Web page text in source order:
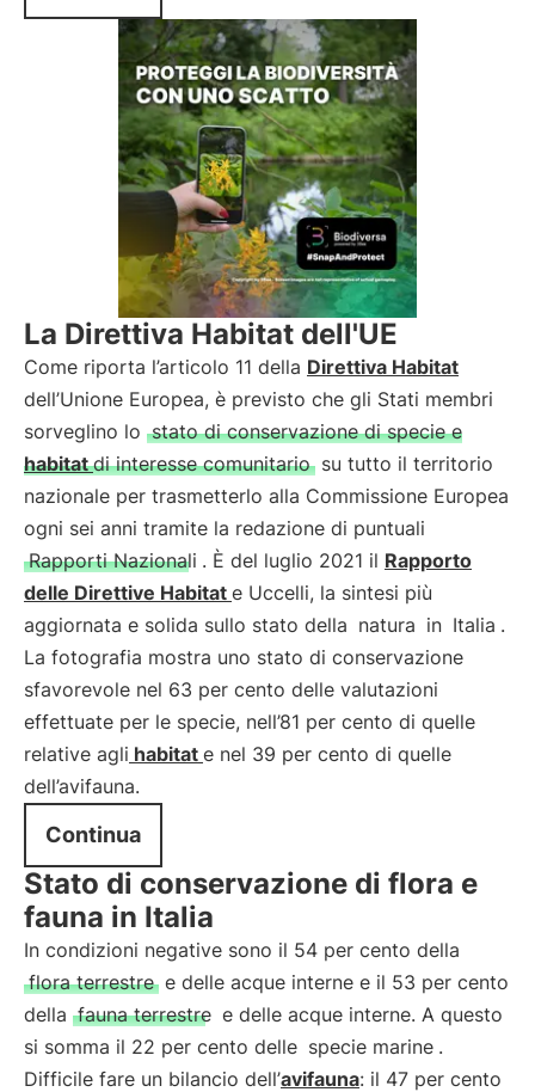
La Direttiva Habitat dell'UE
Come riporta l’articolo 11 della Direttiva Habitat
dell’Unione Europea, è previsto che gli Stati membri
sorveglino lo stato di conservazione di specie e
habitatdi interesse comunitario su tutto il territorio
nazionale per trasmetterlo alla Commissione Europea
ogni sei anni tramite la redazione di puntuali
Rapporti Nazionali . È del luglio 2021 il Rapporto
delle Direttive Habitat e Uccelli, la sintesi più
aggiornata e solida sullo stato della natura in Italia .
La fotografia mostra uno stato di conservazione
sfavorevole nel 63 per cento delle valutazioni
effettuate per le specie, nell’81 per cento di quelle
relative agli habitat e nel 39 per cento di quelle
dell’avifauna.
Continua
Stato di conservazione di flora e
fauna in Italia
In condizioni negative sono il 54 per cento della
flora terrestre e delle acque interne e il 53 per cento
della fauna terrestre e delle acque interne. A questo
si somma il 22 per cento delle specie marine .
Difficile fare un bilancio dell’avifauna: il 47 per cento